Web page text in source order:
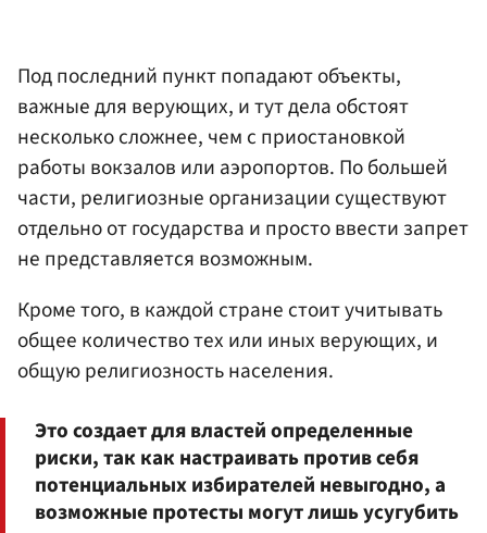
Под последний пункт попадают объекты,
важные для верующих, и тут дела обстоят
несколько сложнее, чем с приостановкой
работы вокзалов или аэропортов. По большей
части, религиозные организации существуют
отдельно от государства и просто ввести запрет
не представляется возможным.
Кроме того, в каждой стране стоит учитывать
общее количество тех или иных верующих, и
общую религиозность населения.
Это создает для властей определенные
риски, так как настраивать против себя
потенциальных избирателей невыгодно, а
возможные протесты могут лишь усугубить